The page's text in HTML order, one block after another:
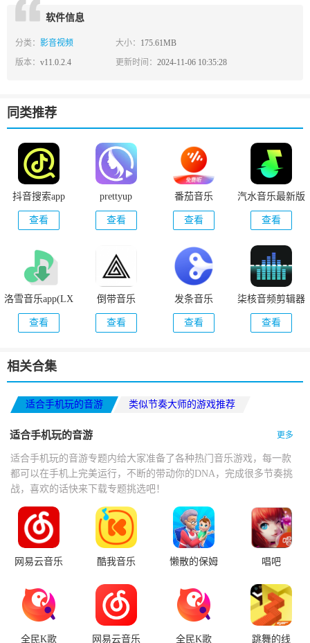
软件信息
分类： 影音视频 大小： 175.61MB
版本： v11.0.2.4 更新时间：2024-11-06 10:35:28
同类推荐
抖音搜索app
查看
prettyup
查看
番茄音乐
查看
汽水音乐最新版
查看
洛雪音乐app(LX
Music)
查看
倒带音乐
查看
发条音乐
查看
柒核音频剪辑器
查看
相关合集
适合手机玩的音游
类似节奏大师的游戏推荐
适合手机玩的音游 更多
适合手机玩的音游专题内给大家准备了各种热门音乐游戏，每一款
都可以在手机上完美运行，不断的带动你的DNA，完成很多节奏挑
战，喜欢的话快来下载专题挑选吧！
网易云音乐 酷我音乐 懒散的保姆 唱吧
全民K歌 网易云音乐 全民K歌 跳舞的线